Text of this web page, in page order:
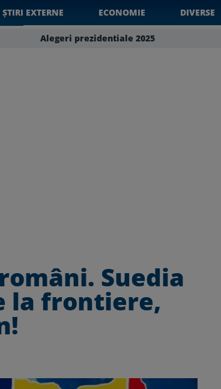
ȘTIRI EXTERNE ECONOMIE DIVERSE
Alegeri prezidentiale 2025
Suedia
la frontiere,